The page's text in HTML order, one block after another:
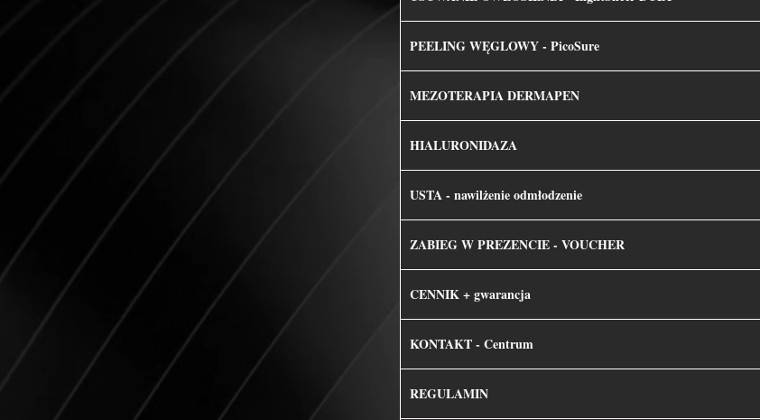
PEELING WĘGLOWY - PicoSure
MEZOTERAPIA DERMAPEN
HIALURONIDAZA
USTA - nawilżenie odmłodzenie
ZABIEG W PREZENCIE - VOUCHER
CENNIK + gwarancja
KONTAKT - Centrum
REGULAMIN